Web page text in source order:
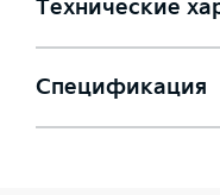
Технические
Спецификация